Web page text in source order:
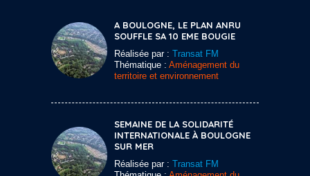
A BOULOGNE, LE PLAN ANRU
SOUFFLE SA 10 EME BOUGIE
Réalisée par : Transat FM
Thématique : Aménagement du
territoire et environnement
SEMAINE DE LA SOLIDARITÉ
INTERNATIONALE À BOULOGNE
SUR MER
Réalisée par : Transat FM